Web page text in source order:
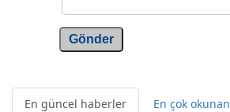
Gönder
En güncel haberler En çok okunan